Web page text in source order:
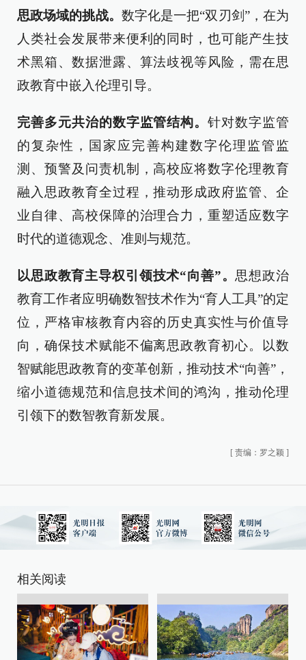
思政场域的挑战。 数字化是一把“双刃剑”，在为
人类社会发展带来便利的同时，也可能产生技
术黑箱、数据泄露、算法歧视等风险，需在思
政教育中嵌入伦理引导。
完善多元共治的数字监管结构。针对数字监管
的复杂性，国家应完善构建数字伦理监管监
测、预警及问责机制，高校应将数字伦理教育
融入思政教育全过程，推动形成政府监管、企
业自律、高校保障的治理合力，重塑适应数字
时代的道德观念、准则与规范。
以思政教育主导权引领技术“向善”。 思想政治
教育工作者应明确数智技术作为“育人工具”的定
位，严格审核教育内容的历史真实性与价值导
向，确保技术赋能不偏离思政教育初心。以数
智赋能思政教育的变革创新，推动技术“向善”，
缩小道德规范和信息技术间的鸿沟，推动伦理
引领下的数智教育新发展。
[ 责编：罗之颖 ]
相关阅读